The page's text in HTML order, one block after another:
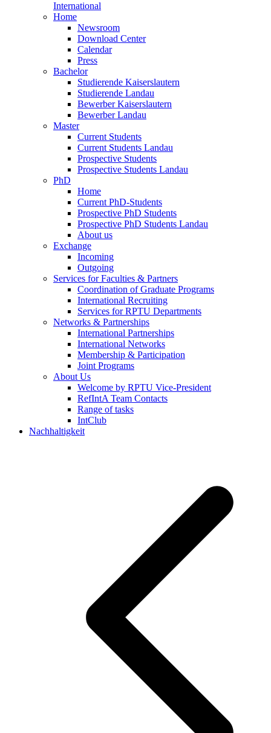
International
Home
Newsroom
Download Center
Calendar
Press
Bachelor
Studierende Kaiserslautern
Studierende Landau
Bewerber Kaiserslautern
Bewerber Landau
Master
Current Students
Current Students Landau
Prospective Students
Prospective Students Landau
PhD
Home
Current PhD-Students
Prospective PhD Students
Prospective PhD Students Landau
About us
Exchange
Incoming
Outgoing
Services for Faculties & Partners
Coordination of Graduate Programs
International Recruiting
Services for RPTU Departments
Networks & Partnerships
International Partnerships
International Networks
Membership & Participation
Joint Programs
About Us
Welcome by RPTU Vice-President
RefIntA Team Contacts
Range of tasks
IntClub
Nachhaltigkeit